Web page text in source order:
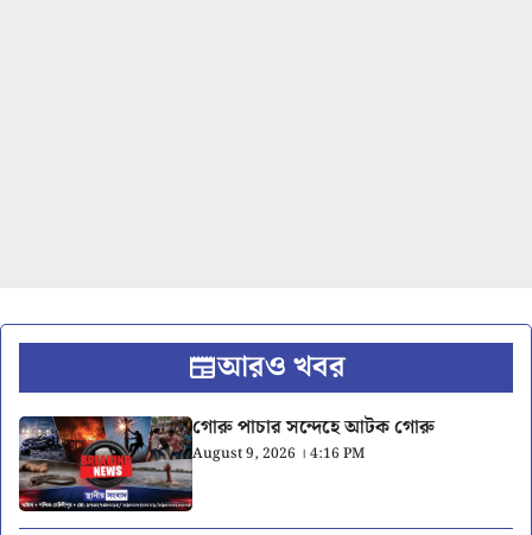
আরও খবর
গোরু পাচার সন্দেহে আটক গোরু
August 9, 2026 । 4:16 PM